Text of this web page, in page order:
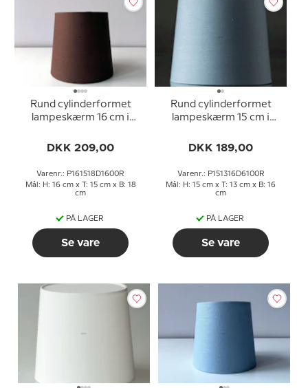
Rund cylinderformet
lampeskærm 16 cm i
DKK 209,00
Varenr.: P161518D1600R
Mål: H: 16 cm x T: 15 cm x B: 18
cm
PÅ LAGER
Se vare
Rund cylinderformet
lampeskærm 15 cm i
DKK 189,00
Varenr.: P151316D6100R
Mål: H: 15 cm x T: 13 cm x B: 16
cm
PÅ LAGER
Se vare